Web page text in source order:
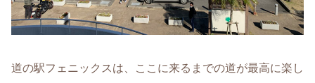
道の駅フェニックスは、ここに来るまでの道が最高に楽し